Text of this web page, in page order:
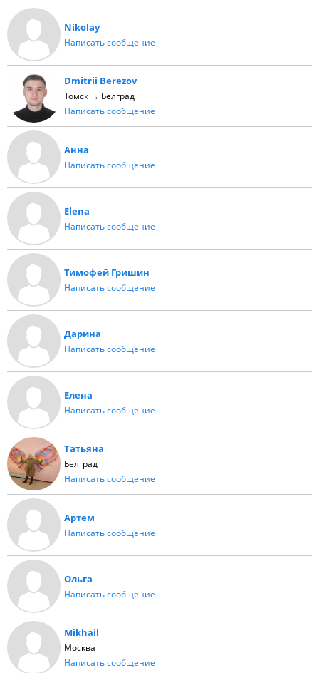
Nikolay
Написать сообщение
Dmitrii Berezov
Томск → Белград
Написать сообщение
Анна
Написать сообщение
Elena
Написать сообщение
Тимофей Гришин
Написать сообщение
Дарина
Написать сообщение
Елена
Написать сообщение
Татьяна
Белград
Написать сообщение
Артем
Написать сообщение
Ольга
Написать сообщение
Mikhail
Москва
Написать сообщение